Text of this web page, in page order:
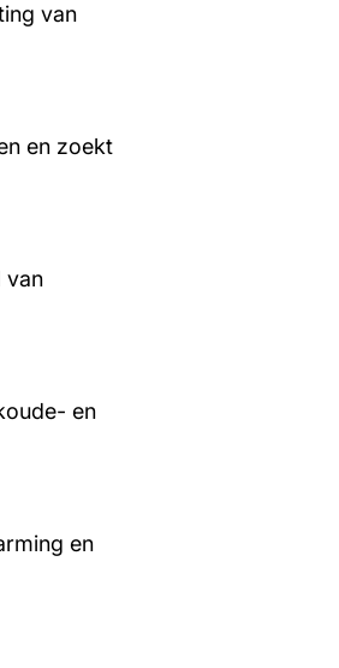
van
en zoekt
van
en
en